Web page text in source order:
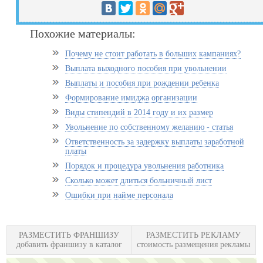
Похожие материалы:
Почему не стоит работать в больших кампаниях?
Выплата выходного пособия при увольнении
Выплаты и пособия при рождении ребенка
Формирование имиджа организации
Виды стипендий в 2014 году и их размер
Увольнение по собственному желанию - статья
Ответственность за задержку выплаты заработной
платы
Порядок и процедура увольнения работника
Сколько может длиться больничный лист
Ошибки при найме персонала
РАЗМЕСТИТЬ ФРАНШИЗУ
добавить франшизу в каталог
РАЗМЕСТИТЬ РЕКЛАМУ
стоимость размещения рекламы